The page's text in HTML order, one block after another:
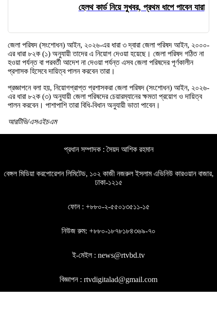
হেলথ কার্ড নিয়ে সুখবর, প্রথম ধাপে পাবেন যারা
জেলা পরিষদ (সংশোধন) আইন, ২০২৬-এর ধারা ৩ দ্বারা জেলা পরিষদ আইন, ২০০০-
এর ধারা ৮২ক (১) অনুযায়ী তাদের এ নিয়োগ দেওয়া হয়েছে। জেলা পরিষদ গঠিত না
হওয়া পর্যন্ত বা পরবর্তী আদেশ না দেওয়া পর্যন্ত এসব জেলা পরিষদের পূর্ণকালীন
প্রশাসক হিসেবে দায়িত্ব পালন করবেন তারা।
প্রজ্ঞাপনে বলা হয়, নিয়োগপ্রাপ্ত প্রশাসকরা জেলা পরিষদ (সংশোধন) আইন, ২০২৬-
এর ধারা ৮২ক (৩) অনুযায়ী জেলা পরিষদের চেয়ারম্যানের ক্ষমতা প্রয়োগ ও দায়িত্ব
পালন করবেন। পাশাপাশি তারা বিধি-বিধান অনুযায়ী ভাতা পাবেন।
আরটিভি/এসএইচএম
প্রধান সম্পাদক : সৈয়দ আশিক রহমান
বেঙ্গল মিডিয়া করপোরেশন লিমিটেড, ১০২ কাজী নজরুল ইসলাম এভিনিউ কারওয়ান বাজার,
ঢাকা-১২১৫
ফোন : +৮৮০-২-৫৫০১৩৫১১-১৫
নিউজ রুম: +৮৮০-১৮৭৮১৮৪৩৬৯-৭০
ই-মেইল : news@rtvbd.tv
বিজ্ঞাপন : rtvdigitalad@gmail.com